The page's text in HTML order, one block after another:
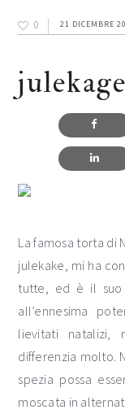
0 21 DICEMBRE
julekage
La famosa torta di
julekake, mi ha
tutte, ed è il suo
all’ennesima
lievitati natalizi,
differenzia molto.
spezia possa
moscata in